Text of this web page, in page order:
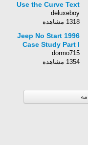
Use the Curve Text
deluxeboy
1318 مشاهده
1996 Jeep No Start
Case Study Part I
dormo715
1354 مشاهده